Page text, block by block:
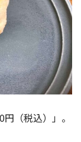
（税込）」。